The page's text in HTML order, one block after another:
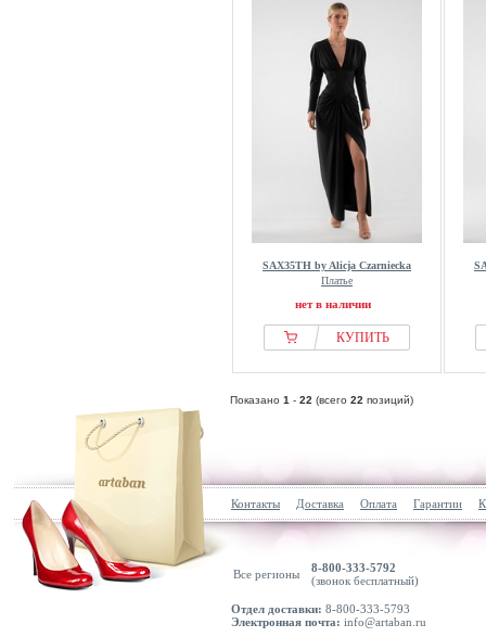
SAX35TH by Alicja Czarniecka
Платье
нет в наличии
КУПИТЬ
Показано 1 - 22 (всего 22 позиций)
Контакты Доставка Оплата Гарантии
Все регионы
8-800-333-5792
(звонок бесплатный)
Отдел доставки: 8-800-333-5793
Электронная почта: info@artaban.ru